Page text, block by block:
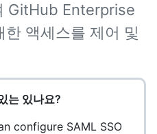
GitHub Enterprise
액세스를 제어 및
는 있나요?
configure SAML SSO